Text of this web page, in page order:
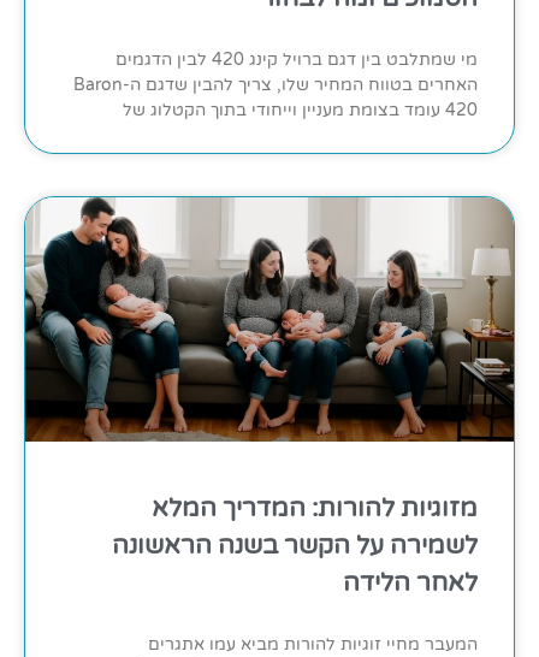
מי שמתלבט בין דגם ברויל קינג 420 לבין הדגמים
האחרים בטווח המחיר שלו, צריך להבין שדגם ה-Baron
420 עומד בצומת מעניין וייחודי בתוך הקטלוג של
מזוגיות להורות: המדריך המלא
לשמירה על הקשר בשנה הראשונה
לאחר הלידה
המעבר מחיי זוגיות להורות מביא עמו אתגרים